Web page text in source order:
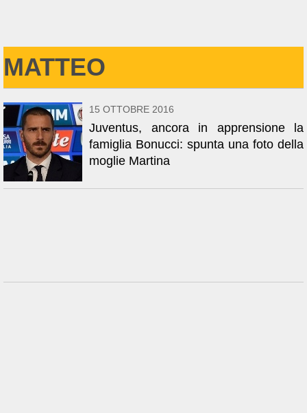
MATTEO
15 OTTOBRE 2016
Juventus, ancora in apprensione la
famiglia Bonucci: spunta una foto della
moglie Martina